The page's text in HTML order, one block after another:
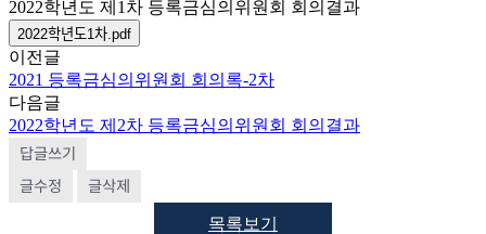
2022학년도 제1차 등록금심의위원회 회의결과
2022학년도1차.pdf
이전글
2021 등록금심의위원회 회의록-2차
다음글
2022학년도 제2차 등록금심의위원회 회의결과
답글쓰기
글수정
글삭제
목록보기